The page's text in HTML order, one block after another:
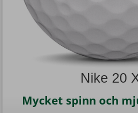
Nike 20
Mycket spinn och